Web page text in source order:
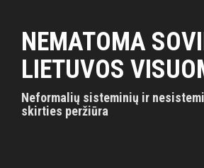
NEMATOMA
LIETUVOS
Neformalių sisteminių ir
skirties peržiūra